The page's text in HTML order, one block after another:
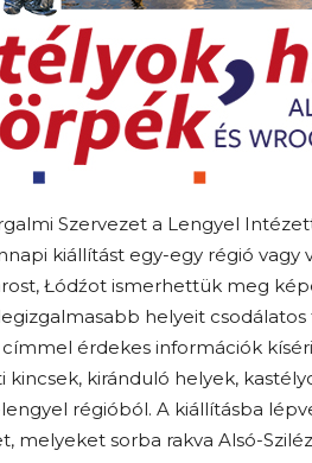
Szervezet a Lengyel
kiállítást egy-egy régió vagy
Łódźot ismerhettük meg
helyeit
érdekes információk
kiránduló helyek,
régióból. A kiállításba
melyeket sorba rakva Alsó-